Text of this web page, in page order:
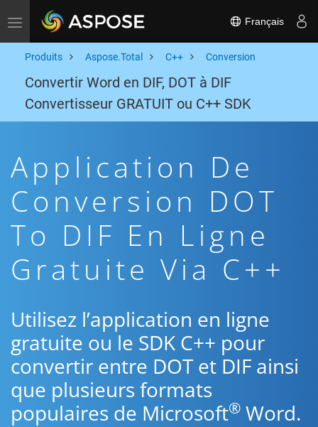
Toggle navigation Français
Produits Aspose.Total C++ Conversion
Convertir Word en DIF, DOT à DIF
Convertisseur GRATUIT ou C++ SDK
Application De
Conversion DOT
To DIF En Ligne
Gratuite Via C++
Utilisez l’application en ligne
gratuite ou le SDK C++ pour
convertir entre DOT et DIF ainsi
que plusieurs formats
populaires de Microsoft® Word.